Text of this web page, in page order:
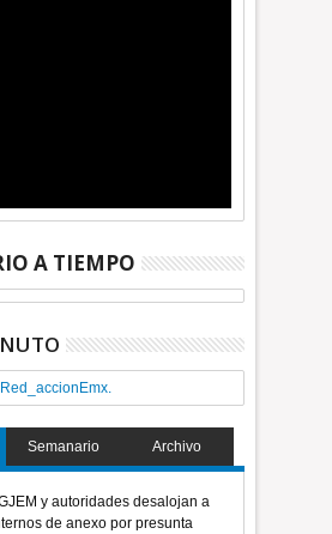
A TIEMPO
Semanario Archivo
y autoridades desalojan a
de anexo por presunta